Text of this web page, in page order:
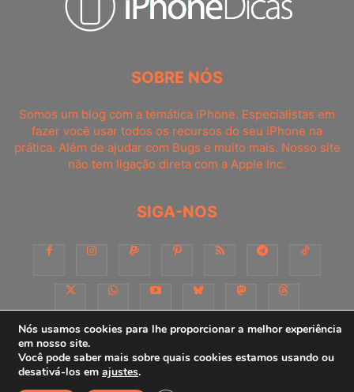
SOBRE NÓS
Somos um blog com a temática iPhone. Especialistas em
fazer você usar todos os recursos do seu iPhone na
prática. Além de ajudar com Bugs e muito mais. Nosso site
não tem ligação direta com a Apple Inc.
SIGA-NOS
Sobre Contato Apoie-nos!
Nós usamos cookies para lhe proporcionar a melhor experiência
em nosso site.
Você pode saber mais sobre quais cookies estamos usando ou
desativá-los em ajustes.